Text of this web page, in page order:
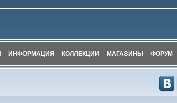
ИНФОРМАЦИЯ КОЛЛЕКЦИИ МАГАЗИНЫ ФОРУМ